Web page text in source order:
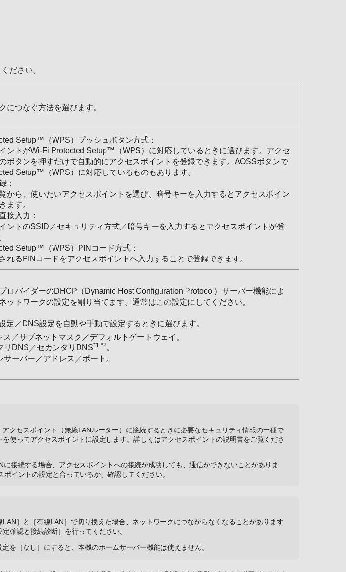
ださい。
につなぐ方法を選びます。
Setup™（WPS）プッシュボタン方式：
ントがWi-Fi Protected Setup™（WPS）に対応しているときに選びます。アクセ
ボタンを押すだけで自動的にアクセスポイントを登録できます。AOSSボタンで
Setup™（WPS）に対応しているものもあります。
：
から、使いたいアクセスポイントを選び、暗号キーを入力するとアクセスポイン
ます。
接入力：
ントのSSID／セキュリティ方式／暗号キーを入力するとアクセスポイントが登
Setup™（WPS）PINコード方式：
れるPINコードをアクセスポイントへ入力することで登録できます。
ロバイダーのDHCP（Dynamic Host Configuration Protocol）サーバー機能によ
ットワークの設定を割り当てます。通常はこの設定にしてください。
定／DNS設定を自動や手動で設定するときに選びます。
ス／サブネットマスク／デフォルトゲートウェイ。
リDNS／セカンダリDNS*1 *2 。
サーバー／アドレス／ポート。
アクセスポイント（無線LANルーター）に接続するときに必要なセキュリティ情報の一種で
使ってアクセスポイントに設定します。詳しくはアクセスポイントの説明書をご覧くださ
に接続する場合、アクセスポイントへの接続が成功しても、通信ができないことがありま
ポイントの設定と合っているか、確認してください。
LAN］と［有線LAN］で切り換えた場合、ネットワークにつながらなくなることがあります
確認と接続診断］を行ってください。
を［なし］にすると、本機のホームサーバー機能は使えません。